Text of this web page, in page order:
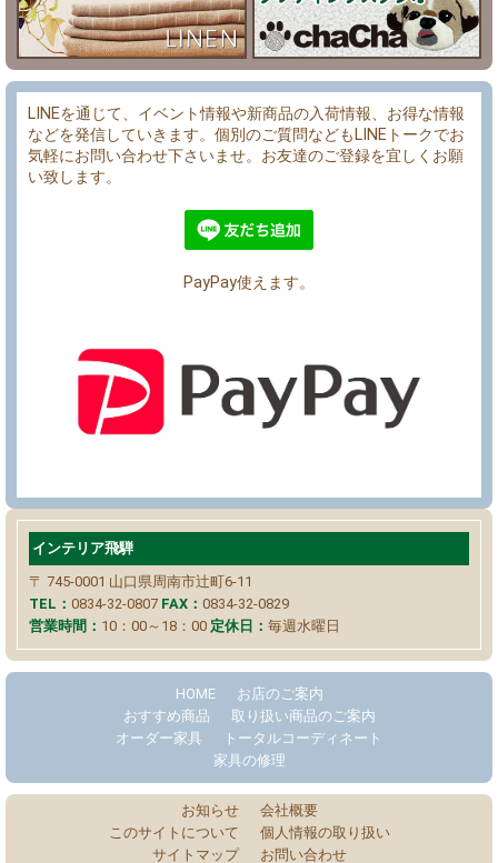
LINEを通じて、イベント情報や新商品の入荷情報、お得な情報
などを発信していきます。個別のご質問などもLINEトークでお
気軽にお問い合わせ下さいませ。お友達のご登録を宜しくお願
い致します。
PayPay使えます。
インテリア飛騨
〒 745-0001 山口県周南市辻町6-11
TEL： 0834-32-0807 FAX： 0834-32-0829
営業時間： 10：00～18：00 定休日： 毎週水曜日
HOME
お店のご案内
おすすめ商品
取り扱い商品のご案内
オーダー家具
トータルコーディネート
家具の修理
お知らせ
会社概要
このサイトについて
個人情報の取り扱い
サイトマップ
お問い合わせ